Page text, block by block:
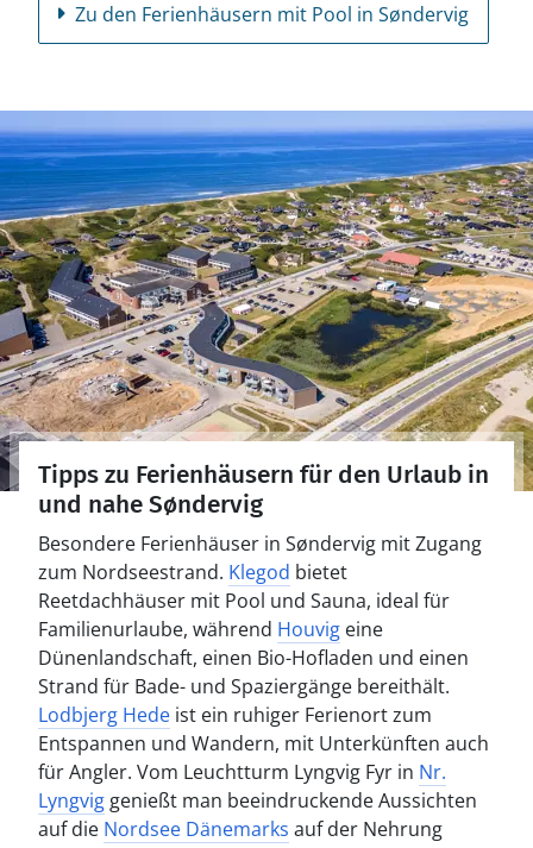
Zu den Ferienhäusern mit Pool in Søndervig
Tipps zu Ferienhäusern für den Urlaub in
und nahe Søndervig
Besondere Ferienhäuser in Søndervig mit Zugang
zum Nordseestrand. Klegod bietet
Reetdachhäuser mit Pool und Sauna, ideal für
Familienurlaube, während Houvig eine
Dünenlandschaft, einen Bio-Hofladen und einen
Strand für Bade- und Spaziergänge bereithält.
Lodbjerg Hede ist ein ruhiger Ferienort zum
Entspannen und Wandern, mit Unterkünften auch
für Angler. Vom Leuchtturm Lyngvig Fyr in Nr.
Lyngvig genießt man beeindruckende Aussichten
auf die Nordsee Dänemarks auf der Nehrung